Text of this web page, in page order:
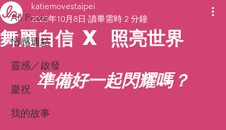
All Posts
情感連結
靈感／啟發
慶祝
我的故事
舞麗自信 X 照亮世界
katiemovestaipei
2025年10月8日 讀畢需時 2 分鐘
準備好一起閃耀嗎？